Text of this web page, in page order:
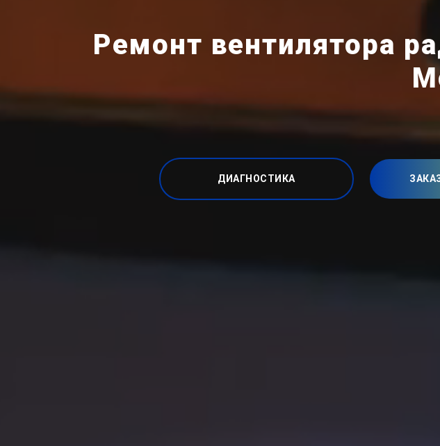
Ремонт вентилятора
ДИАГНОСТИКА